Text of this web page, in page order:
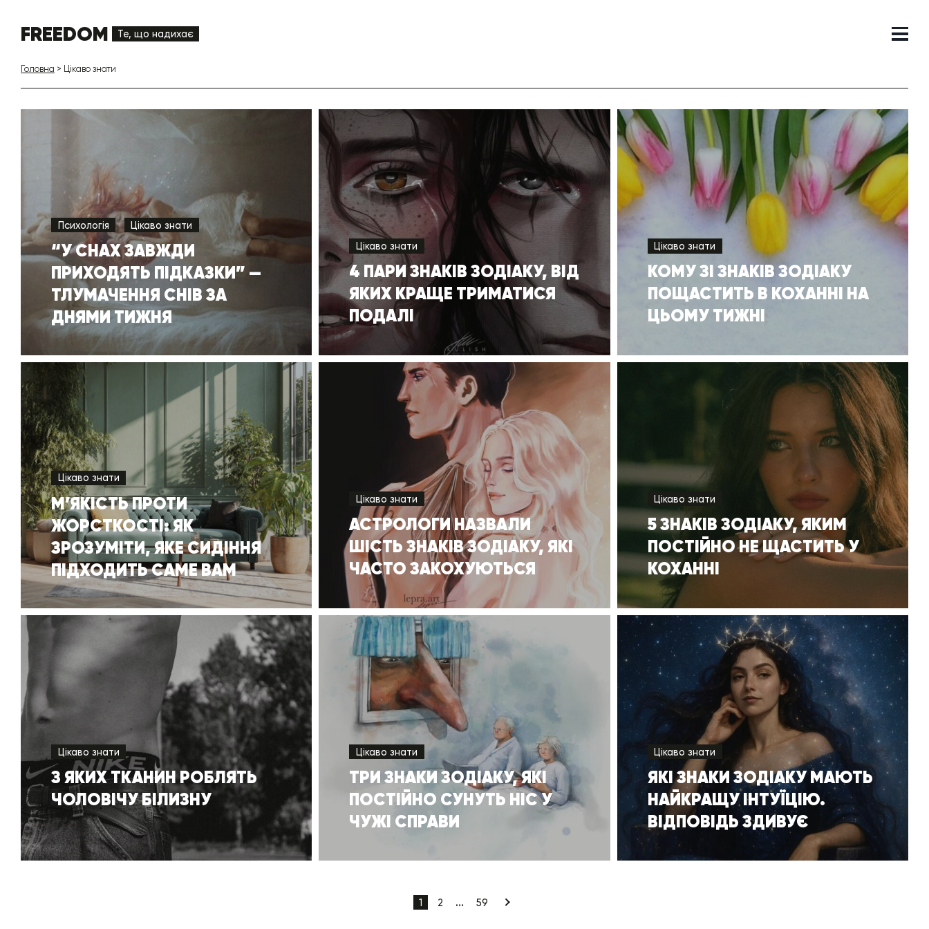
FREEDOM Те, що надихає
Головна > Цікаво знати
Психологія Цікаво знати
“У СНАХ ЗАВЖДИ
ПРИХОДЯТЬ ПІДКАЗКИ” —
ТЛУМАЧЕННЯ СНІВ ЗА
ДНЯМИ ТИЖНЯ
Цікаво знати
4 ПАРИ ЗНАКІВ ЗОДІАКУ, ВІД
ЯКИХ КРАЩЕ ТРИМАТИСЯ
ПОДАЛІ
Цікаво знати
КОМУ ЗІ ЗНАКІВ ЗОДІАКУ
ПОЩАСТИТЬ В КОХАННІ НА
ЦЬОМУ ТИЖНІ
Цікаво знати
М’ЯКІСТЬ ПРОТИ
ЖОРСТКОСТІ: ЯК
ЗРОЗУМІТИ, ЯКЕ СИДІННЯ
ПІДХОДИТЬ САМЕ ВАМ
Цікаво знати
АСТРОЛОГИ НАЗВАЛИ
ШІСТЬ ЗНАКІВ ЗОДІАКУ, ЯКІ
ЧАСТО ЗАКОХУЮТЬСЯ
Цікаво знати
5 ЗНАКІВ ЗОДІАКУ, ЯКИМ
ПОСТІЙНО НЕ ЩАСТИТЬ У
КОХАННІ
Цікаво знати
З ЯКИХ ТКАНИН РОБЛЯТЬ
ЧОЛОВІЧУ БІЛИЗНУ
Цікаво знати
ТРИ ЗНАКИ ЗОДІАКУ, ЯКІ
ПОСТІЙНО СУНУТЬ НІС У
ЧУЖІ СПРАВИ
Цікаво знати
ЯКІ ЗНАКИ ЗОДІАКУ МАЮТЬ
НАЙКРАЩУ ІНТУЇЦІЮ.
ВІДПОВІДЬ ЗДИВУЄ
1 2 … 59